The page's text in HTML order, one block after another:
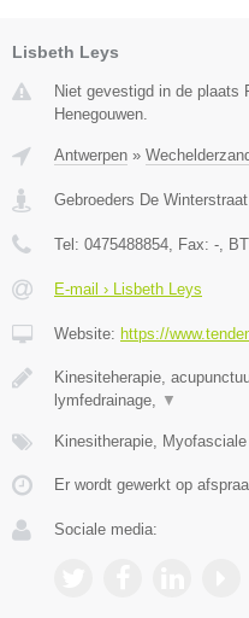
Lisbeth Leys
Niet gevestigd in de plaats
Henegouwen.
Antwerpen »
Gebroeders De
Tel: 0475488854 , Fax: - ,
E-mail › Lisbeth Leys
Website: https://
Kinesiteherapie,
lymfedrainage,
▼
Kinesitherapie,
Er wordt gewerkt op
Sociale media: